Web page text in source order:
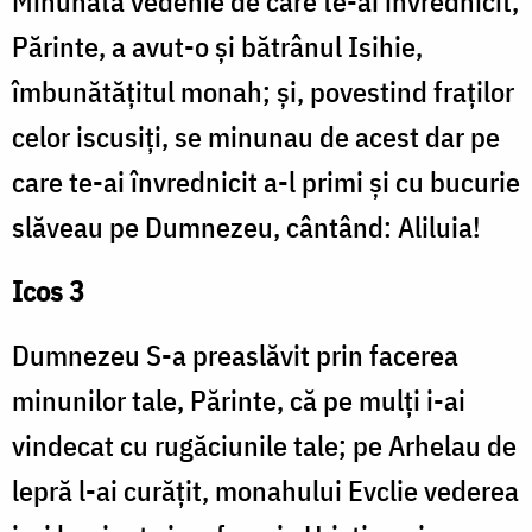
Părinte, a avut-o și bătrânul Isihie,
îmbunătățitul monah; și, povestind fraților
celor iscusiți, se minunau de acest dar pe
care te-ai învrednicit a-l primi și cu bucurie
slăveau pe Dumnezeu, cântând: Aliluia!
Icos 3
Dumnezeu S-a preaslăvit prin facerea
minunilor tale, Părinte, că pe mulți i-ai
vindecat cu rugăciunile tale; pe Arhelau de
lepră l-ai curățit, monahului Evclie vederea